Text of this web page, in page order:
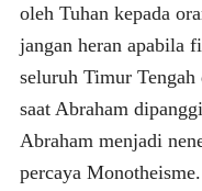
oleh Tuhan kepada
jangan heran apabila
seluruh Timur
saat Abraham
Abraham menjadi
percaya